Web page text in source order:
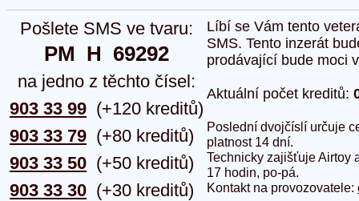
Pošlete SMS ve tvaru:
PM  H  69292
na jedno z těchto čísel:
903 33 99
903 33 79
903 33 50
903 33 30
(+120 kreditů)
(+80 kreditů)
(+50 kreditů)
(+30 kreditů)
Líbí se Vám tento
SMS. Tento inzerát
prodávající bude moci
Aktuální počet kreditů:
Poslední dvojčíslí určuje
platnost 14 dní.
Technicky zajišťuje Airtoy
17 hodin, po-pá.
Kontakt na provozovatele: